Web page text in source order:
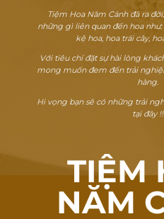
Tiệm Hoa Năm Cánh đã ra
những gì liên quan đến hoa như:
kệ hoa, hoa trái cây,
Với tiêu chí đặt sự hài lòng
mong muốn đem đến trải
hàng.
Hi vọng bạn sẽ có những trải
tại đây
TIỆM
NĂM